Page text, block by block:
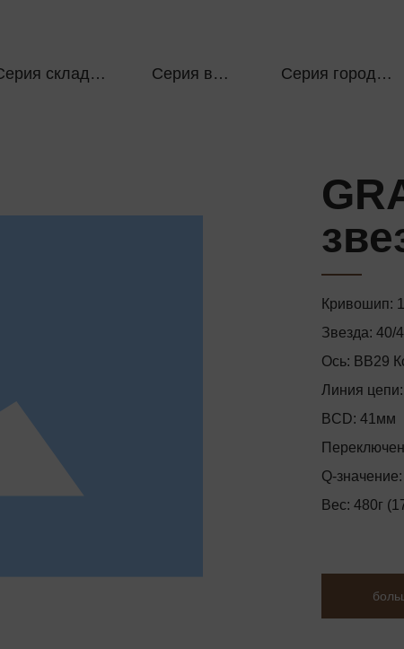
Серия складных велосипедов Серия внедорожников Серия городских автомобилей
Кривошип:
Звезда: 40/
Ось: BB29
Линия
BCD: 41мм
Q-
Вес: 480г